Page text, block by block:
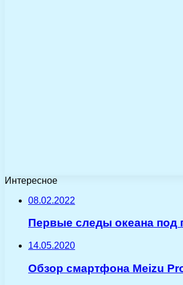
Интересное
08.02.2022
Первые следы океана под
14.05.2020
Обзор смартфона Meizu